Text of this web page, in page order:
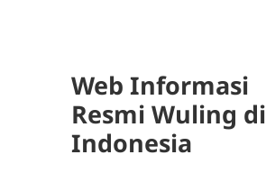
Web Informasi
Resmi Wuling di
Indonesia